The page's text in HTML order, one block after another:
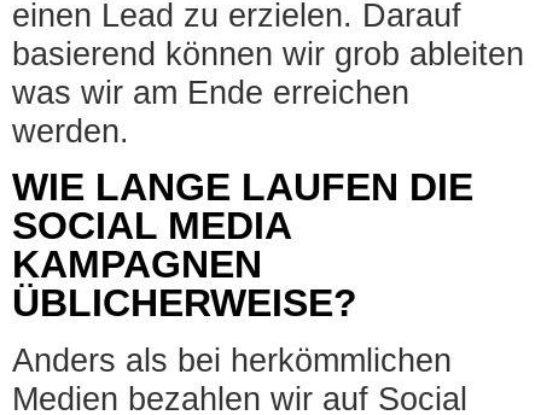
einen Lead zu erzielen. Darauf
basierend können wir grob ableiten
was wir am Ende erreichen
werden.
WIE LANGE LAUFEN DIE
SOCIAL MEDIA
KAMPAGNEN
ÜBLICHERWEISE?
Anders als bei herkömmlichen
Medien bezahlen wir auf Social